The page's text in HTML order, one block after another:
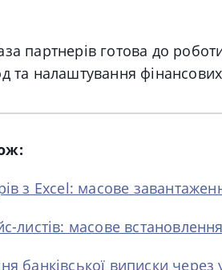
партнерів готова до
та налаштування
з Excel: масове
листів: масове
банківської виписки